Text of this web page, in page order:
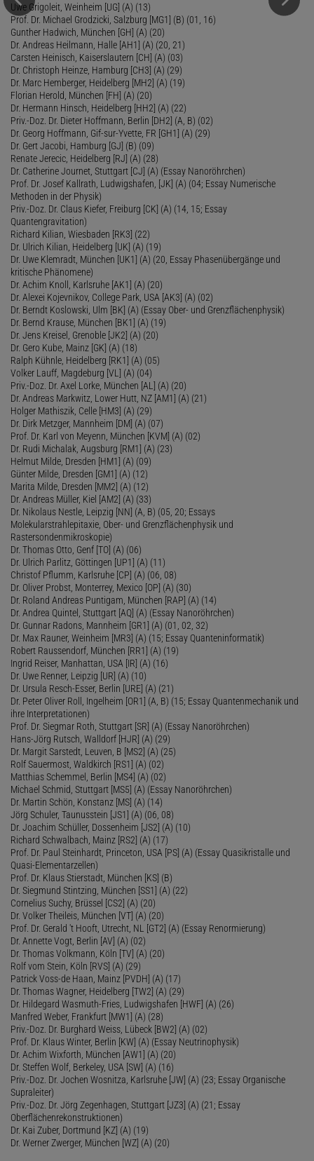
Uwe Grigoleit, Weinheim [UG] (A) (13)
Prof. Dr. Michael Grodzicki, Salzburg [MG1] (B) (01, 16)
Gunther Hadwich, München [GH] (A) (20)
Dr. Andreas Heilmann, Halle [AH1] (A) (20, 21)
Carsten Heinisch, Kaiserslautern [CH] (A) (03)
Dr. Christoph Heinze, Hamburg [CH3] (A) (29)
Dr. Marc Hemberger, Heidelberg [MH2] (A) (19)
Florian Herold, München [FH] (A) (20)
Dr. Hermann Hinsch, Heidelberg [HH2] (A) (22)
Priv.-Doz. Dr. Dieter Hoffmann, Berlin [DH2] (A, B) (02)
Dr. Georg Hoffmann, Gif-sur-Yvette, FR [GH1] (A) (29)
Dr. Gert Jacobi, Hamburg [GJ] (B) (09)
Renate Jerecic, Heidelberg [RJ] (A) (28)
Dr. Catherine Journet, Stuttgart [CJ] (A) (Essay Nanoröhrchen)
Prof. Dr. Josef Kallrath, Ludwigshafen, [JK] (A) (04; Essay Numerische
Methoden in der Physik)
Priv.-Doz. Dr. Claus Kiefer, Freiburg [CK] (A) (14, 15; Essay
Quantengravitation)
Richard Kilian, Wiesbaden [RK3] (22)
Dr. Ulrich Kilian, Heidelberg [UK] (A) (19)
Dr. Uwe Klemradt, München [UK1] (A) (20, Essay Phasenübergänge und
kritische Phänomene)
Dr. Achim Knoll, Karlsruhe [AK1] (A) (20)
Dr. Alexei Kojevnikov, College Park, USA [AK3] (A) (02)
Dr. Berndt Koslowski, Ulm [BK] (A) (Essay Ober- und Grenzflächenphysik)
Dr. Bernd Krause, München [BK1] (A) (19)
Dr. Jens Kreisel, Grenoble [JK2] (A) (20)
Dr. Gero Kube, Mainz [GK] (A) (18)
Ralph Kühnle, Heidelberg [RK1] (A) (05)
Volker Lauff, Magdeburg [VL] (A) (04)
Priv.-Doz. Dr. Axel Lorke, München [AL] (A) (20)
Dr. Andreas Markwitz, Lower Hutt, NZ [AM1] (A) (21)
Holger Mathiszik, Celle [HM3] (A) (29)
Dr. Dirk Metzger, Mannheim [DM] (A) (07)
Prof. Dr. Karl von Meyenn, München [KVM] (A) (02)
Dr. Rudi Michalak, Augsburg [RM1] (A) (23)
Helmut Milde, Dresden [HM1] (A) (09)
Günter Milde, Dresden [GM1] (A) (12)
Marita Milde, Dresden [MM2] (A) (12)
Dr. Andreas Müller, Kiel [AM2] (A) (33)
Dr. Nikolaus Nestle, Leipzig [NN] (A, B) (05, 20; Essays
Molekularstrahlepitaxie, Ober- und Grenzflächenphysik und
Rastersondenmikroskopie)
Dr. Thomas Otto, Genf [TO] (A) (06)
Dr. Ulrich Parlitz, Göttingen [UP1] (A) (11)
Christof Pflumm, Karlsruhe [CP] (A) (06, 08)
Dr. Oliver Probst, Monterrey, Mexico [OP] (A) (30)
Dr. Roland Andreas Puntigam, München [RAP] (A) (14)
Dr. Andrea Quintel, Stuttgart [AQ] (A) (Essay Nanoröhrchen)
Dr. Gunnar Radons, Mannheim [GR1] (A) (01, 02, 32)
Dr. Max Rauner, Weinheim [MR3] (A) (15; Essay Quanteninformatik)
Robert Raussendorf, München [RR1] (A) (19)
Ingrid Reiser, Manhattan, USA [IR] (A) (16)
Dr. Uwe Renner, Leipzig [UR] (A) (10)
Dr. Ursula Resch-Esser, Berlin [URE] (A) (21)
Dr. Peter Oliver Roll, Ingelheim [OR1] (A, B) (15; Essay Quantenmechanik und
ihre Interpretationen)
Prof. Dr. Siegmar Roth, Stuttgart [SR] (A) (Essay Nanoröhrchen)
Hans-Jörg Rutsch, Walldorf [HJR] (A) (29)
Dr. Margit Sarstedt, Leuven, B [MS2] (A) (25)
Rolf Sauermost, Waldkirch [RS1] (A) (02)
Matthias Schemmel, Berlin [MS4] (A) (02)
Michael Schmid, Stuttgart [MS5] (A) (Essay Nanoröhrchen)
Dr. Martin Schön, Konstanz [MS] (A) (14)
Jörg Schuler, Taunusstein [JS1] (A) (06, 08)
Dr. Joachim Schüller, Dossenheim [JS2] (A) (10)
Richard Schwalbach, Mainz [RS2] (A) (17)
Prof. Dr. Paul Steinhardt, Princeton, USA [PS] (A) (Essay Quasikristalle und
Quasi-Elementarzellen)
Prof. Dr. Klaus Stierstadt, München [KS] (B)
Dr. Siegmund Stintzing, München [SS1] (A) (22)
Cornelius Suchy, Brüssel [CS2] (A) (20)
Dr. Volker Theileis, München [VT] (A) (20)
Prof. Dr. Gerald 't Hooft, Utrecht, NL [GT2] (A) (Essay Renormierung)
Dr. Annette Vogt, Berlin [AV] (A) (02)
Dr. Thomas Volkmann, Köln [TV] (A) (20)
Rolf vom Stein, Köln [RVS] (A) (29)
Patrick Voss-de Haan, Mainz [PVDH] (A) (17)
Dr. Thomas Wagner, Heidelberg [TW2] (A) (29)
Dr. Hildegard Wasmuth-Fries, Ludwigshafen [HWF] (A) (26)
Manfred Weber, Frankfurt [MW1] (A) (28)
Priv.-Doz. Dr. Burghard Weiss, Lübeck [BW2] (A) (02)
Prof. Dr. Klaus Winter, Berlin [KW] (A) (Essay Neutrinophysik)
Dr. Achim Wixforth, München [AW1] (A) (20)
Dr. Steffen Wolf, Berkeley, USA [SW] (A) (16)
Priv.-Doz. Dr. Jochen Wosnitza, Karlsruhe [JW] (A) (23; Essay Organische
Supraleiter)
Priv.-Doz. Dr. Jörg Zegenhagen, Stuttgart [JZ3] (A) (21; Essay
Oberflächenrekonstruktionen)
Dr. Kai Zuber, Dortmund [KZ] (A) (19)
Dr. Werner Zwerger, München [WZ] (A) (20)